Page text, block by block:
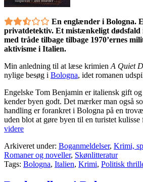
En englænder i Bologna.
privatdetektiv. Et mistænkeligt dødsfald
med tråde tilbage tilbage 1970’ernes
aktivisme i Italien.
Min anledning til at læse krimien A Quiet
nylige besøg i Bologna, idet romanen
Engelske Tom Benjamin er italiensk gift
kender byen godt. Det mærker man også
handling er forankret i Bologna på en
uden blot at gøre byen til en turistet kulisse
videre
Arkiveret under: Boganmeldelser, Krimi,
Romaner og noveller, Skønlitteratur
Tags: Bologna, Italien, Krimi, Politisk